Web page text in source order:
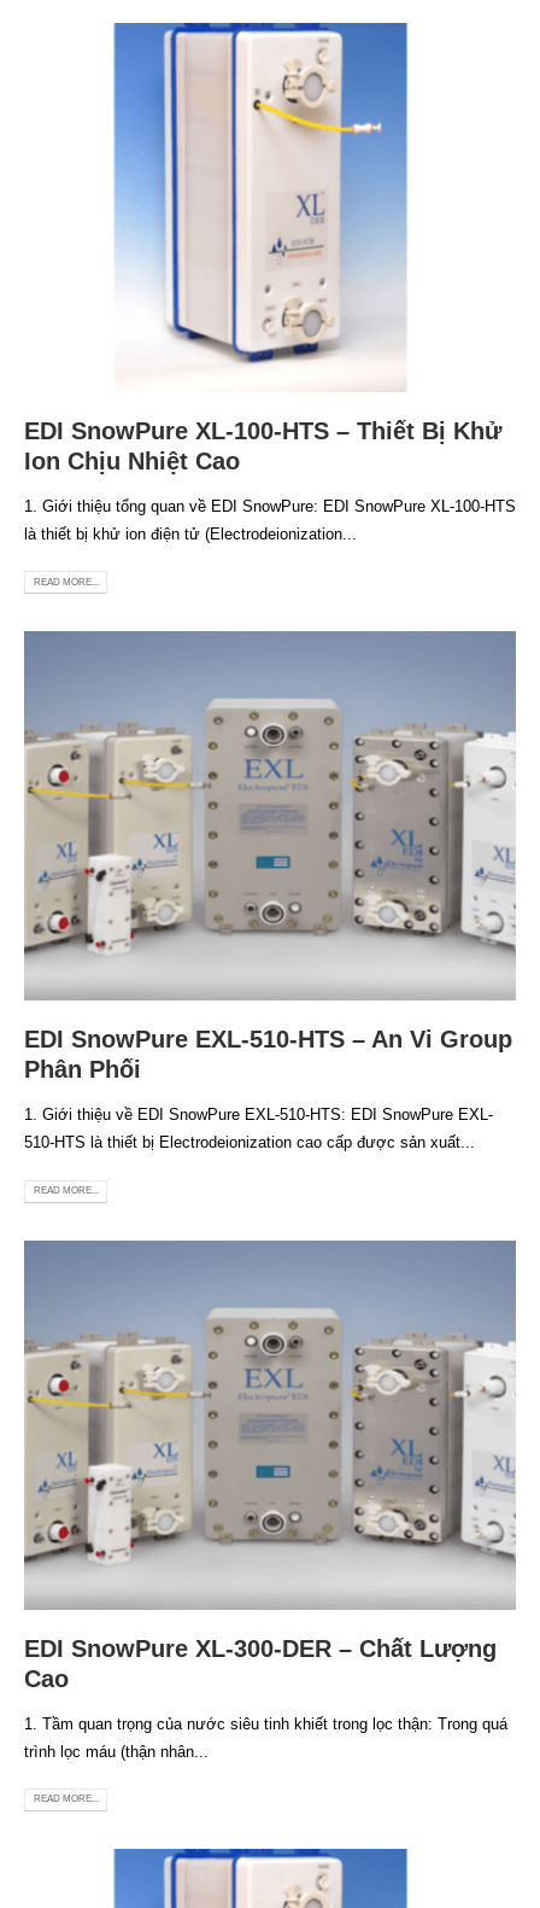
EDI SnowPure XL-100-HTS – Thiết Bị Khử
Ion Chịu Nhiệt Cao
1. Giới thiệu tổng quan về EDI SnowPure: EDI SnowPure XL-100-HTS
là thiết bị khử ion điện tử (Electrodeionization...
READ MORE...
EDI SnowPure EXL-510-HTS – An Vi Group
Phân Phối
1. Giới thiệu về EDI SnowPure EXL-510-HTS: EDI SnowPure EXL-
510-HTS là thiết bị Electrodeionization cao cấp được sản xuất...
READ MORE...
EDI SnowPure XL-300-DER – Chất Lượng
Cao
1. Tầm quan trọng của nước siêu tinh khiết trong lọc thận: Trong quá
trình lọc máu (thận nhân...
READ MORE...